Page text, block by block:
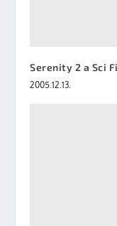
Serenity 2 a Sci
2005.12.13.